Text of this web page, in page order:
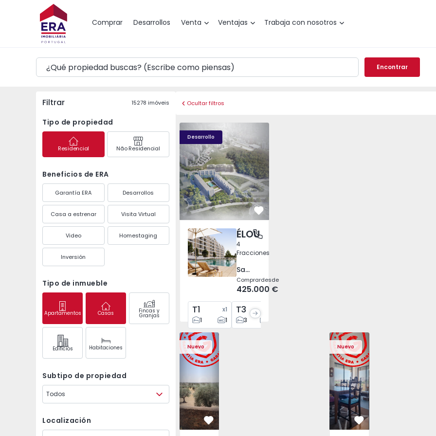
Comprar Desarrollos Venta Ventajas Trabaja con nosotros
Mapa
Encontrar
Filtrar 15278 imóveis
Tipo de propiedad
Residencial Não Residencial
Beneficios de ERA
Garantía ERA Desarrollos
Casa a estrenar Visita Virtual
Video Homestaging
Inversión
Tipo de inmueble
Apartamentos Casas Fincas y
Granjas
Edifícios Habitaciones
Subtipo de propiedad
Todos
Localización
Ocultar filtros
Desarrollo
Élou - 1 Élou - 10
Santo António dos Cavaleiros e Frielas, Lisboa
Favorito
ÉLOU
4
Fracciones
Santo António dos Cavaleiros e Frielas, Lisboa
Comprardesde
425.000 €
T1 x1
1
1
T3
3
Nuevo
Vivienda Adosada T4 Idanha-a-Nova, Zebreira e Segura - 1566201 - 43
Vivienda Adosada T4 Idanha-a-Nova, Zebreira e Segura - 1566201 - 35
Vivienda Adosada T4 Idanha-a-Nova, Zebreira e Segura -
Vivienda Adosada T4 Idanha-a-Nova, Zebreira
Vivienda Adosada T4 Idanha-a-Nova,
Vivienda Adosada T4
Vivienda
Favorito
Nuevo
Apartamento T3 Cascais, Carcavelos e
Apartamento T3 Cascais,
Apartamento T3
Favorito